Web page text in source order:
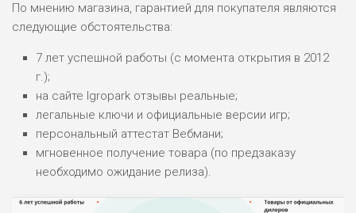
По мнению магазина, гарантией для покупателя являются
следующие обстоятельства:
7 лет успешной работы (с момента открытия в 2012
г.);
на сайте Igropark отзывы реальные;
легальные ключи и официальные версии игр;
персональный аттестат Вебмани;
мгновенное получение товара (по предзаказу
необходимо ожидание релиза).